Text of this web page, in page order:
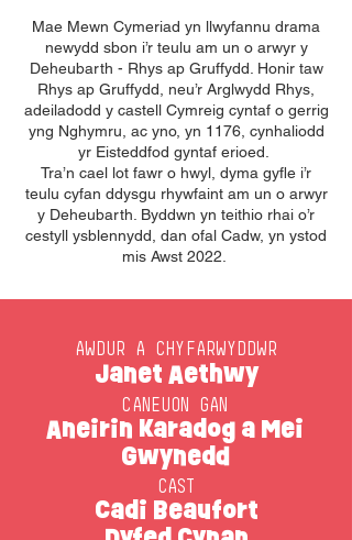
Mae Mewn Cymeriad yn llwyfannu drama
newydd sbon i’r teulu am un o arwyr y
Deheubarth - Rhys ap Gruffydd. Honir taw
Rhys ap Gruffydd, neu’r Arglwydd Rhys,
adeiladodd y castell Cymreig cyntaf o gerrig
yng Nghymru, ac yno, yn 1176, cynhaliodd
yr Eisteddfod gyntaf erioed.
Tra’n cael lot fawr o hwyl, dyma gyfle i’r
teulu cyfan ddysgu rhywfaint am un o arwyr
y Deheubarth. Byddwn yn teithio rhai o’r
cestyll ysblennydd, dan ofal Cadw, yn ystod
mis Awst 2022.
AWDUR A CHYFARWYDDWR
Janet Aethwy
CANEUON GAN
Aneirin Karadog a Mei
Gwynedd
CAST
Cadi Beaufort